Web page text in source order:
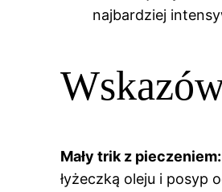
najbardziej
Mały trik z pieczeniem:
łyżeczką oleju i posyp